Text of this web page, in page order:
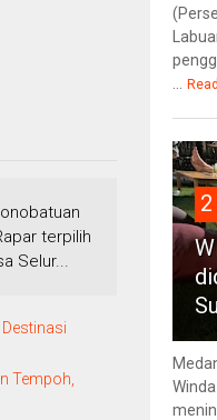
terpilih
Selur...
Tempoh,
2